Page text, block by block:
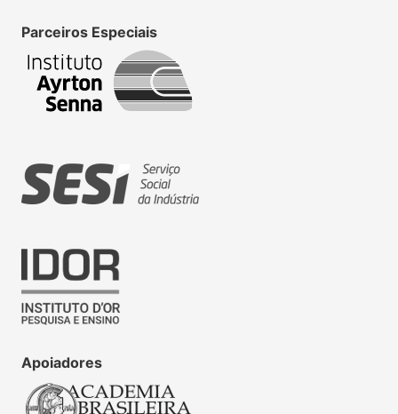
Parceiros Especiais
Apoiadores